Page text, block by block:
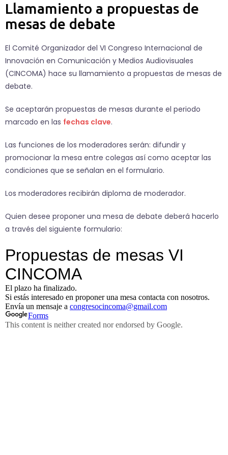
Llamamiento a propuestas de
mesas de debate
El Comité Organizador del VI Congreso Internacional de
Innovación en Comunicación y Medios Audiovisuales
(CINCOMA) hace su llamamiento a propuestas de mesas de
debate.
Se aceptarán propuestas de mesas durante el periodo
marcado en las fechas clave.
Las funciones de los moderadores serán: difundir y
promocionar la mesa entre colegas así como aceptar las
condiciones que se señalan en el formulario.
Los moderadores recibirán diploma de moderador.
Quien desee proponer una mesa de debate deberá hacerlo
a través del siguiente formulario: